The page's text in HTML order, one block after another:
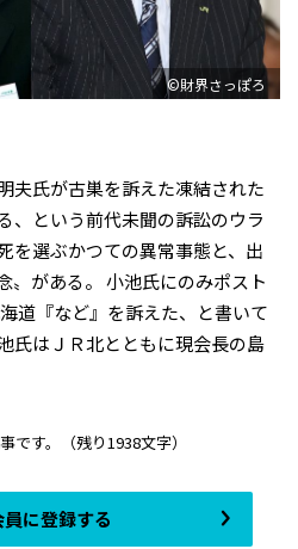
©財界さっぽろ
氏が古巣を訴えた――凍結された
、という前代未聞の訴訟のウラ
を選ぶかつての異常事態と、出
〟がある。 小池氏にのみポスト
道『など』を訴えた、と書いて
氏はＪＲ北とともに現会長の島
です。 （残り1938文字）
に登録する